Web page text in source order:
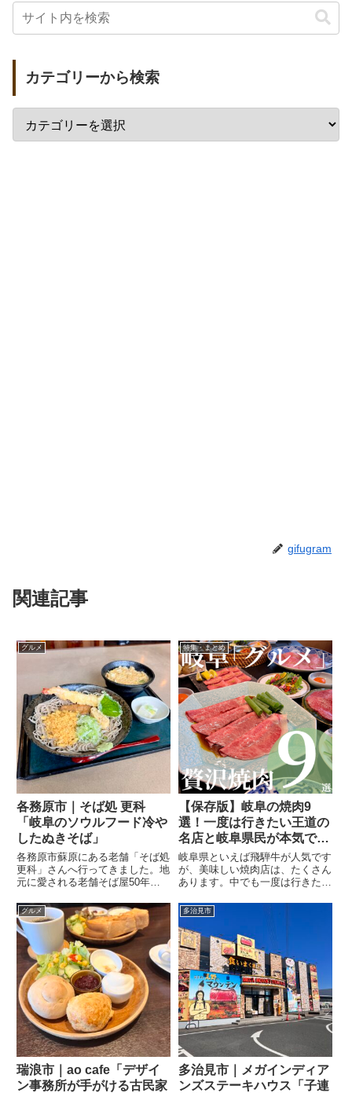
カテゴリーから検索
gifugram
関連記事
グルメ
各務原市｜そば処 更科
「岐阜のソウルフード冷や
したぬきそば」
各務原市蘇原にある老舗「そば処
更科」さんへ行ってきました。地
元に愛される老舗そば屋50年以
科」さん。昔ながらの個性のあ
る"冷やしたぬき"がいただけま
す。岐阜のソウルフード"冷やし
たぬき"岐阜のソウルフードの冷
や...
特集・まとめ
【保存版】岐阜の焼肉9
選！一度は行きたい王道の
名店と岐阜県民が本気でお
すすめする人気焼肉！
岐阜県といえば飛騨牛が人気です
が、美味しい焼肉店は、たくさん
あります。中でも一度は行きた
ここは美味しい！とおすすめす
る、人気焼肉店を私が実際に伺っ
たお店の中からご紹介！
グルメ
瑞浪市｜ao cafe「デザイ
ン事務所が手がける古民家
多治見市
多治見市｜メガインディア
ンズステーキハウス「子連